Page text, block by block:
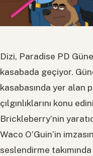
Dizi, Paradise PD
kasabada geçiyor.
kasabasında yer alan
çılgınlıklarını konu
Brickleberry’nin
Waco O’Guin’in
seslendirme